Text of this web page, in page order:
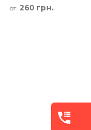
от 260 грн.